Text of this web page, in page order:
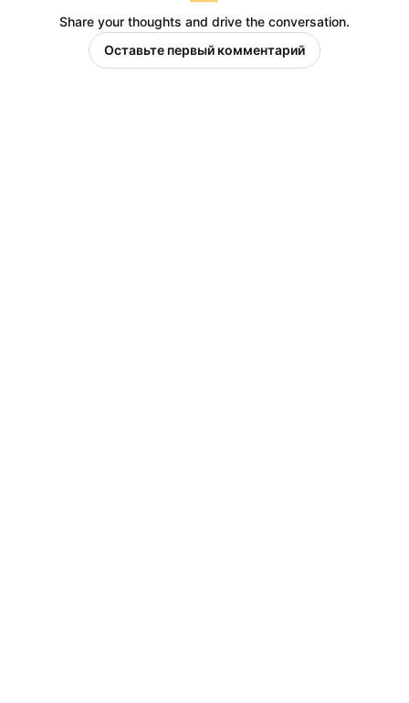
Share your thoughts and drive the conversation.
Оставьте первый комментарий